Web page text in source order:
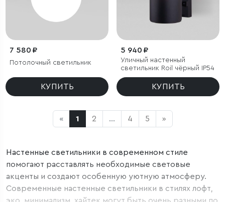
7 580 ₽
Потолочный светильник
КУПИТЬ
5 940 ₽
Уличный настенный
светильник Roil чёрный IP54
КУПИТЬ
« 1 2 ... 4 5 »
Настенные светильники в современном стиле
помогают расставлять необходимые световые
акценты и создают особенную уютную атмосферу.
Современные настенные светильники в стилях лофт,